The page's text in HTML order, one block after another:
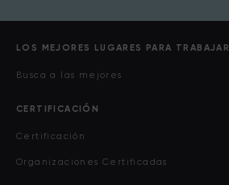
LOS MEJORES LUGARES PARA TRABAJAR
Busca a las mejores
CERTIFICACIÓN
Certificación
Organizaciones Certificadas